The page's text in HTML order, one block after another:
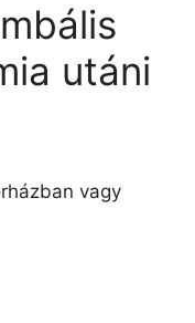
utáni
vagy